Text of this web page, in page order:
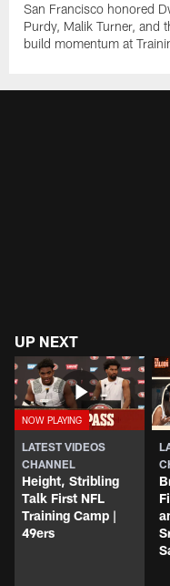
San Francisco honored
Purdy, Malik Turner, and
build momentum at
UP NEXT
LATEST VIDEOS
CHANNEL
Height, Stribling
Talk First NFL
Training Camp |
49ers